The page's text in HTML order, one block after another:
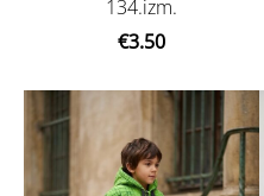
134.izm.
€3.50